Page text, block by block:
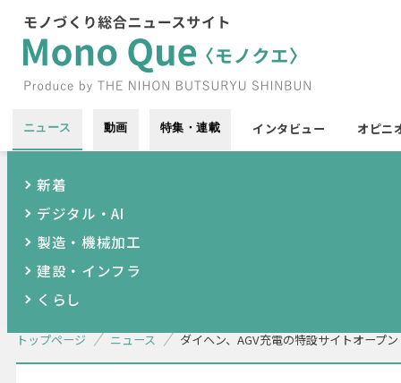
ニュース 動画 特集・連載 インタビュー オピニ
新着
デジタル・AI
製造・機械加工
建設・インフラ
くらし
トップページ ニュース ダイヘン、AGV充電の特設サイトオープン